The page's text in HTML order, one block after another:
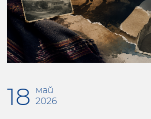
18
май
2026